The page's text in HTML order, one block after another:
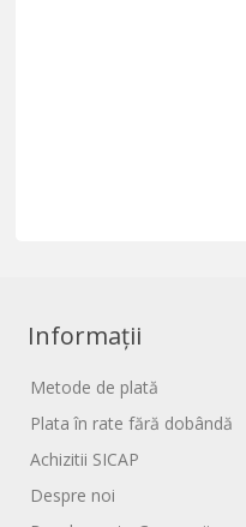
Informații
Metode de plată
Plata în rate fără dobândă
Achizitii SICAP
Despre noi